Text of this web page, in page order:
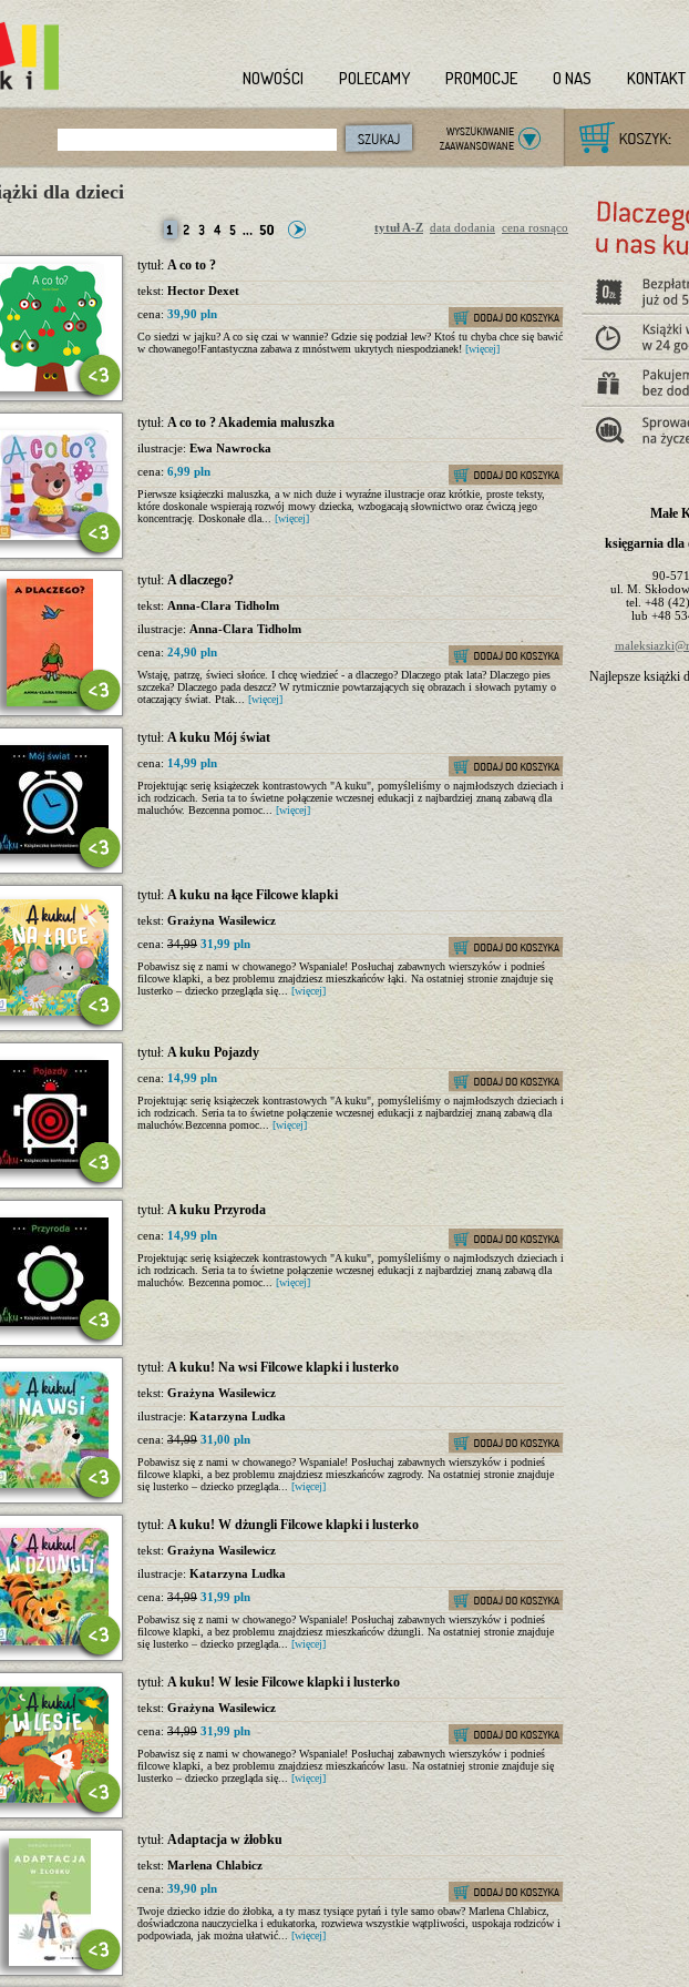
NOWOŚCI POLECAMY PROMOCJE O NAS KONTAKT
dla dzieci
tytuł A-Z data dodania cena rosnąco
tytuł: A co to ?
tekst: Hector Dexet
cena: 39,90 pln
Co siedzi w jajku? A co się czai w wannie? Gdzie się podział lew? Ktoś tu chyba chce się bawić
w chowanego!Fantastyczna zabawa z mnóstwem ukrytych niespodzianek! [więcej]
tytuł: A co to ? Akademia maluszka
ilustracje:Ewa Nawrocka
cena: 6,99 pln
Pierwsze książeczki maluszka, a w nich duże i wyraźne ilustracje oraz krótkie, proste teksty,
które doskonale wspierają rozwój mowy dziecka, wzbogacają słownictwo oraz ćwiczą jego
koncentrację. Doskonałe dla... [więcej]
tytuł: A dlaczego?
tekst: Anna-Clara Tidholm
ilustracje: Anna-Clara Tidholm
cena: 24,90 pln
Wstaję, patrzę, świeci słońce. I chcę wiedzieć - a dlaczego? Dlaczego ptak lata? Dlaczego pies
szczeka? Dlaczego pada deszcz? W rytmicznie powtarzających się obrazach i słowach pytamy o
otaczający świat. Ptak... [więcej]
tytuł: A kuku Mój świat
cena: 14,99 pln
Projektując serię książeczek kontrastowych "A kuku", pomyśleliśmy o najmłodszych dzieciach i
ich rodzicach. Seria ta to świetne połączenie wczesnej edukacji z najbardziej znaną zabawą dla
maluchów. Bezcenna pomoc... [więcej]
tytuł: A kuku na łące Filcowe klapki
tekst: Grażyna Wasilewicz
cena: 34,99 31,99 pln
Pobawisz się z nami w chowanego? Wspaniale! Posłuchaj zabawnych wierszyków i podnieś
filcowe klapki, a bez problemu znajdziesz mieszkańców łąki. Na ostatniej stronie znajduje się
lusterko – dziecko przegląda się... [więcej]
tytuł:A kuku Pojazdy
cena: 14,99 pln
Projektując serię książeczek kontrastowych "A kuku", pomyśleliśmy o najmłodszych dzieciach i
ich rodzicach. Seria ta to świetne połączenie wczesnej edukacji z najbardziej znaną zabawą dla
maluchów.Bezcenna pomoc... [więcej]
tytuł: A kuku Przyroda
cena: 14,99 pln
Projektując serię książeczek kontrastowych "A kuku", pomyśleliśmy o najmłodszych dzieciach i
ich rodzicach. Seria ta to świetne połączenie wczesnej edukacji z najbardziej znaną zabawą dla
maluchów. Bezcenna pomoc... [więcej]
tytuł: A kuku! Na wsi Filcowe klapki i lusterko
tekst: Grażyna Wasilewicz
ilustracje: Katarzyna Ludka
cena: 34,99 31,00 pln
Pobawisz się z nami w chowanego? Wspaniale! Posłuchaj zabawnych wierszyków i podnieś
filcowe klapki, a bez problemu znajdziesz mieszkańców zagrody. Na ostatniej stronie znajduje
się lusterko – dziecko przegląda... [więcej]
tytuł: A kuku! W dżungli Filcowe klapki i lusterko
tekst: Grażyna Wasilewicz
ilustracje: Katarzyna Ludka
cena: 34,99 31,99 pln
Pobawisz się z nami w chowanego? Wspaniale! Posłuchaj zabawnych wierszyków i podnieś
filcowe klapki, a bez problemu znajdziesz mieszkańców dżungli. Na ostatniej stronie znajduje
się lusterko – dziecko przegląda... [więcej]
tytuł: A kuku! W lesie Filcowe klapki i lusterko
tekst:Grażyna Wasilewicz
cena: 34,99 31,99 pln
Pobawisz się z nami w chowanego? Wspaniale! Posłuchaj zabawnych wierszyków i podnieś
filcowe klapki, a bez problemu znajdziesz mieszkańców lasu. Na ostatniej stronie znajduje się
lusterko – dziecko przegląda się... [więcej]
tytuł: Adaptacja w żłobku
tekst: Marlena Chlabicz
cena: 39,90 pln
Twoje dziecko idzie do żłobka, a ty masz tysiące pytań i tyle samo obaw? Marlena Chlabicz,
doświadczona nauczycielka i edukatorka, rozwiewa wszystkie wątpliwości, uspokaja rodziców i
podpowiada, jak można ułatwić... [więcej]
Małe
księgarnia dla
90-571
ul. M.
tel.+48
lub +48
Najlepsze książki